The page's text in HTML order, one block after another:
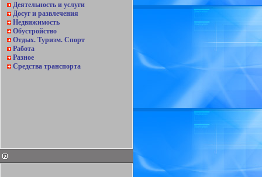
Деятельность и услуги
Досуг и развлечения
Недвижимость
Обустройство
Отдых. Туризм. Спорт
Работа
Разное
Средства транспорта